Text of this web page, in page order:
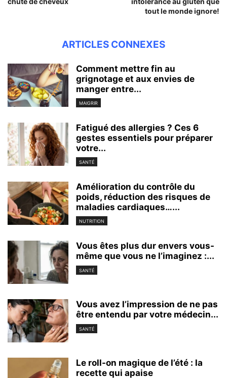
tout le monde ignore!
ARTICLES CONNEXES
Comment mettre fin au
grignotage et aux envies de
manger entre...
MAIGRIR
Fatigué des allergies ? Ces 6
gestes essentiels pour préparer
votre...
SANTÉ
Amélioration du contrôle du
poids, réduction des risques de
maladies cardiaques…...
NUTRITION
Vous êtes plus dur envers vous-
même que vous ne l’imaginez :...
SANTÉ
Vous avez l’impression de ne pas
être entendu par votre médecin...
SANTÉ
Le roll-on magique de l’été : la
recette qui apaise